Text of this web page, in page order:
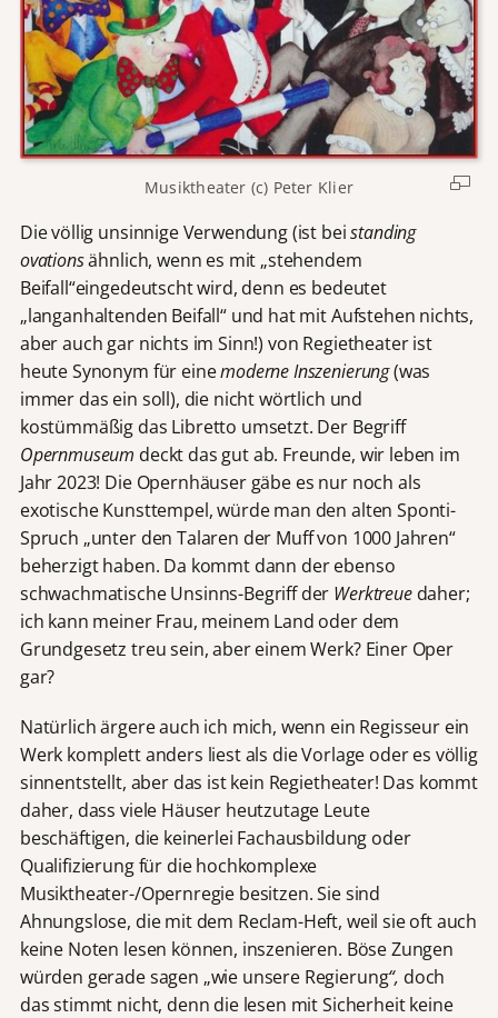
Musiktheater (c) Peter Klier
Die völlig unsinnige Verwendung (ist beistanding
ovationsähnlich, wenn es mit „stehendem
Beifall“eingedeutscht wird, denn es bedeutet
„langanhaltenden Beifall“ und hat mit Aufstehen nichts,
aber auch gar nichts im Sinn!) von Regietheater ist
heute Synonym für einemoderneInszenierung(was
immer das ein soll), die nicht wörtlich und
kostümmäßig das Libretto umsetzt. Der Begriff
Opernmuseum deckt das gut ab. Freunde, wir leben im
Jahr 2023! Die Opernhäuser gäbe es nur noch als
exotische Kunsttempel, würde man den alten Sponti-
Spruch „unter den Talaren der Muff von 1000 Jahren“
beherzigt haben. Da kommt dann der ebenso
schwachmatische Unsinns-Begriff der Werktreuedaher;
ich kann meiner Frau, meinem Land oder dem
Grundgesetz treu sein, aber einem Werk? Einer Oper
gar?
Natürlich ärgere auch ich mich, wenn ein Regisseur ein
Werk komplett anders liest als die Vorlage oder es völlig
sinnentstellt, aber das ist kein Regietheater! Das kommt
daher, dass viele Häuser heutzutage Leute
beschäftigen, die keinerlei Fachausbildung oder
Qualifizierung für die hochkomplexe
Musiktheater-/Opernregie besitzen. Sie sind
Ahnungslose, die mit dem Reclam-Heft, weil sie oft auch
keine Noten lesen können, inszenieren. Böse Zungen
würden gerade sagen „wie unsere Regierung“, doch
das stimmt nicht, denn die lesen mit Sicherheit keine